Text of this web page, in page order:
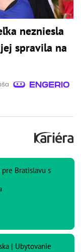
nezniesla
spravila na
Bratislavu s
| Ubytovanie